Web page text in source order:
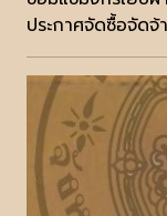
ประกาศจัดซื้อจัดจ้